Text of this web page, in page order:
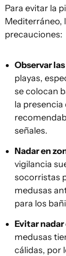
Para evitar la
Mediterráneo,
precauciones:
Observar
playas,
se colocan
la presencia
señales.
Nadar en
vigilancia
socorristas
medusas
para los
Evitar nadar
medusas
cálidas, por